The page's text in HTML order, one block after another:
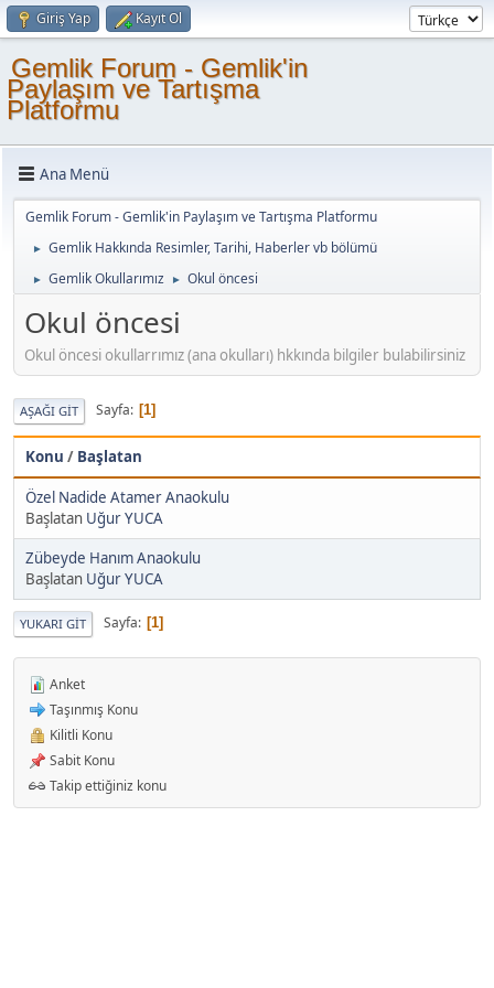
Giriş Yap Kayıt Ol
Gemlik Forum - Gemlik'in
Paylaşım ve Tartışma
Platformu
Ana Menü
Gemlik Forum - Gemlik'in Paylaşım ve Tartışma Platformu
► Gemlik Hakkında Resimler, Tarihi, Haberler vb bölümü
► Gemlik Okullarımız ► Okul öncesi
Okul öncesi
Okul öncesi okullarrımız (ana okulları) hkkında bilgiler bulabilirsiniz
AŞAĞI GIT Sayfa 1
Konu / Başlatan
Özel Nadide Atamer Anaokulu
Başlatan Uğur YUCA
Zübeyde Hanım Anaokulu
Başlatan Uğur YUCA
YUKARI GIT Sayfa 1
Anket
Taşınmış Konu
Kilitli Konu
Sabit Konu
Takip ettiğiniz konu